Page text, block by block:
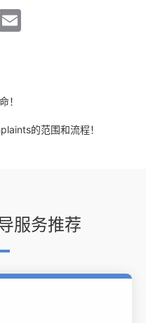
！
的范围和流程！
服务推荐